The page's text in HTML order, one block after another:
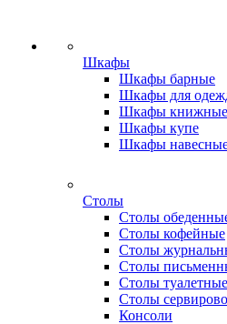
Шкафы
Шкафы барные
Шкафы для
Шкафы книжные
Шкафы купе
Шкафы
Столы
Столы
Столы кофейные
Столы
Столы
Столы туалетные
Столы
Консоли